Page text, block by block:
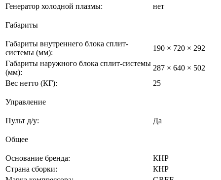
Генератор холодной плазмы:
нет
Габариты
Габариты внутреннего блока сплит-
системы (мм):
190 × 720 × 292
Габариты наружного блока сплит-системы
(мм):
287 × 640 × 502
Вес нетто (КГ):
25
Управление
Пульт д/у: Да
Общее
Основание бренда:
КНР
Страна сборки:
КНР